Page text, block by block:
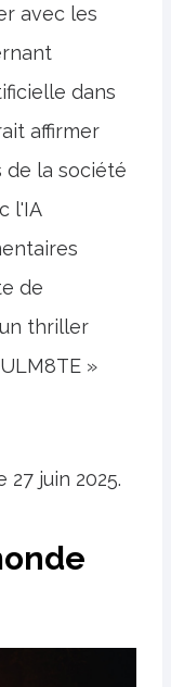
avec les
dans
affirmer
de la société
l'IA
de
thriller
»
27 juin 2025.